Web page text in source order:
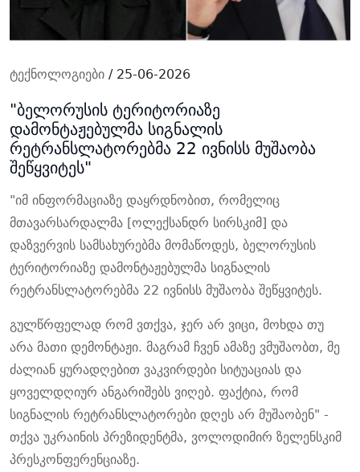
ტექნოლოგიები / 25-06-2026
"ბელორუსის ტერიტორიაზე
დამონტაჟებულმა სიგნალის
რეტრანსლატორებმა 22 ივნისს მუშაობა
შეწყვიტეს"
"იმ ინფორმაციაზე დაყრდნობით, რომელიც
მთავარსარდალმა [ოლექსანდრ სირსკიმ] და
დაზვერვის სამსახურებმა მომაწოდეს, ბელორუსის
ტერიტორიაზე დამონტაჟებულმა სიგნალის
რეტრანსლატორებმა 22 ივნისს მუშაობა შეწყვიტეს.
გულწრფელად რომ ვთქვა, ჯერ არ ვიცი, მოხდა თუ
არა მათი დემონტაჟი. მაგრამ ჩვენ ამაზე ვმუშაობთ, მე
ძალიან ყურადღებით ვაკვირდები სიტუაციას და
ყოველდღიურ ანგარიშებს ვიღებ. ფაქტია, რომ
სიგნალის რეტრანსლატორები დღეს არ მუშაობენ" -
თქვა უკრაინის პრეზიდენტმა, ვოლოდიმირ ზელენსკიმ
პრესკონფერენციაზე.